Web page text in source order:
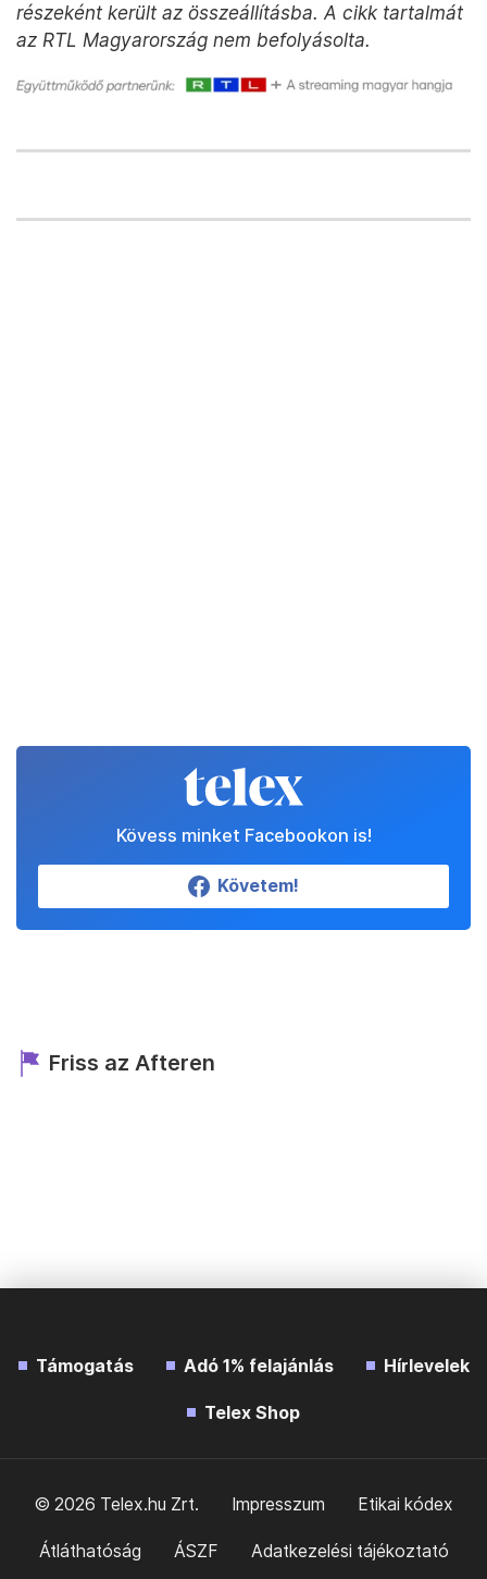
részeként került az összeállításba. A cikk tartalmát
az RTL Magyarország nem befolyásolta.
Kövess minket Facebookon is!
Követem!
Friss az Afteren
Támogatás Adó 1% felajánlás Hírlevelek
Telex Shop
© 2026 Telex.hu Zrt. Impresszum Etikai kódex
Átláthatóság ÁSZF Adatkezelési tájékoztató